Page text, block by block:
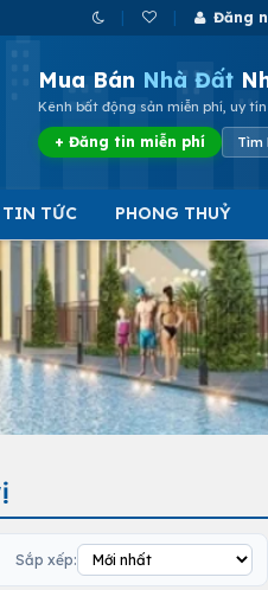
Đăng
Mua Bán Nhà Đất
Kênh bất động sản miễn phí, uy tín
+ Đăng tin miễn phí Tìm
TIN TỨC PHONG THUỶ
Sắp xếp: